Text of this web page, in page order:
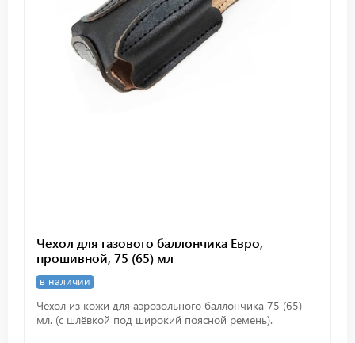
Чехол для газового баллончика Евро,
прошивной, 75 (65) мл
в наличии
Чехол из кожи для аэрозольного баллончика 75 (65)
мл. (с шлёвкой под широкий поясной ремень).